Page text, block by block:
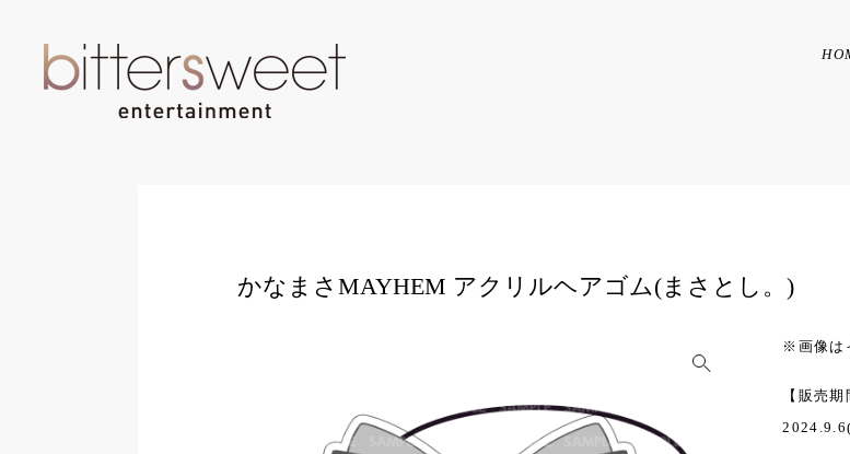
かなまさMAYHEM アクリルヘアゴム(まさとし。)
※画像は
【販売期